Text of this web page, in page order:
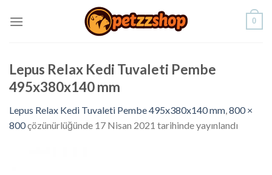
0
Lepus Relax Kedi Tuvaleti Pembe
495x380x140 mm
Lepus Relax Kedi Tuvaleti Pembe 495x380x140 mm,800 ×
800çözünürlüğünde 17 Nisan 2021 tarihinde yayınlandı